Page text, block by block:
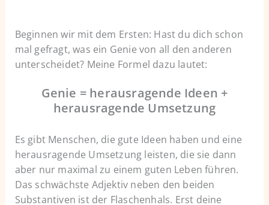
Beginnen wir mit dem Ersten: Hast du dich schon
mal gefragt, was ein Genie von all den anderen
unterscheidet? Meine Formel dazu lautet:
Genie = herausragende Ideen +
herausragende Umsetzung
Es gibt Menschen, die gute Ideen haben und eine
herausragende Umsetzung leisten, die sie dann
aber nur maximal zu einem guten Leben führen.
Das schwächste Adjektiv neben den beiden
Substantiven ist der Flaschenhals. Erst deine